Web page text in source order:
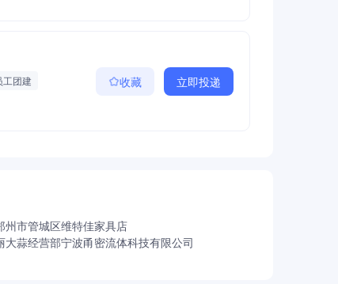
工团建
收藏 立即投递
州市管城区维特佳家具店
大蒜经营部宁波甬密流体科技有限公司